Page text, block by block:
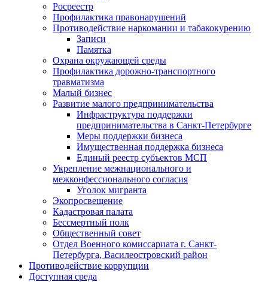
Росреестр
Профилактика правонарушений
Противодействие наркомании и табакокурению
Записи
Памятка
Охрана окружающей среды
Профилактика дорожно-транспортного
травматизма
Малый бизнес
Развитие малого предпринимательства
Инфраструктура поддержки
предпринимательства в Санкт-Петербурге
Меры поддержки бизнеса
Имущественная поддержка бизнеса
Единый реестр субъектов МСП
Укрепление межнационального и
межконфессионального согласия
Уголок мигранта
Экопросвещение
Кадастровая палата
Бессмертный полк
Общественный совет
Отдел Военного комиссариата г. Санкт-
Петербурга, Василеостровский район
Противодействие коррупции
Доступная среда